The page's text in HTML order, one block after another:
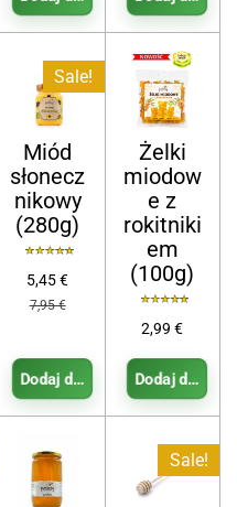
Sale!
Miód
słonecz
nikowy
(280g)
5,45 €
7,95 €
Dodaj do koszyka
Żelki
miodow
e z
rokitniki
em
(100g)
2,99 €
Dodaj do
Sale!